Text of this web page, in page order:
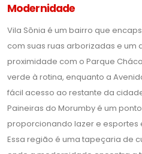
Modernidade
Vila Sônia é um bairro que
com suas ruas arborizadas e um
proximidade com o Parque
verde à rotina, enquanto a
fácil acesso ao restante da
Paineiras do Morumby é um
proporcionando lazer e esportes
Essa região é uma tapeçaria de